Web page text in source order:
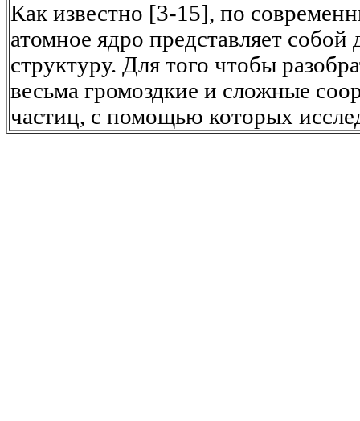
Как известно [3-15], по
атомное ядро представляет
структуру. Для того чтобы
весьма громоздкие и сложные
частиц, с помощью которых